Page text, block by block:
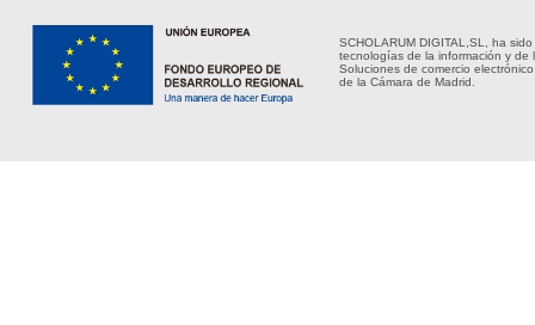
SCHOLARUM DIGITAL,SL, ha
tecnologías de la información y de
Soluciones de comercio
de la Cámara de Madrid.